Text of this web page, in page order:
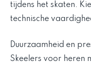
tijdens het skaten.
technische
Duurzaamheid en
Skeelers voor heren